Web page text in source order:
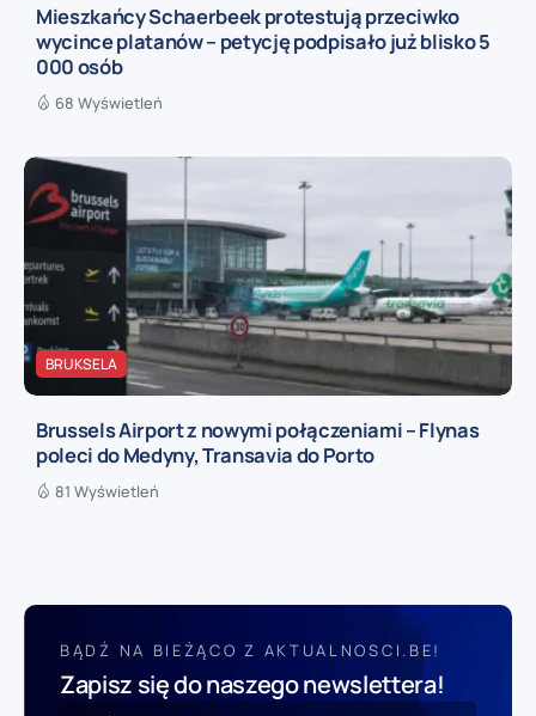
Mieszkańcy Schaerbeek protestują przeciwko
wycince platanów – petycję podpisało już blisko 5
000 osób
68 Wyświetleń
BRUKSELA
Brussels Airport z nowymi połączeniami – Flynas
poleci do Medyny, Transavia do Porto
81 Wyświetleń
BĄDŹ NA BIEŻĄCO Z AKTUALNOSCI.BE!
Zapisz się do naszego newslettera!